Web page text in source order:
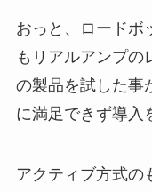
おっと、ロードボ
もリアルアンプの
の製品を試した事
に満足できず導入
アクティブ方式の